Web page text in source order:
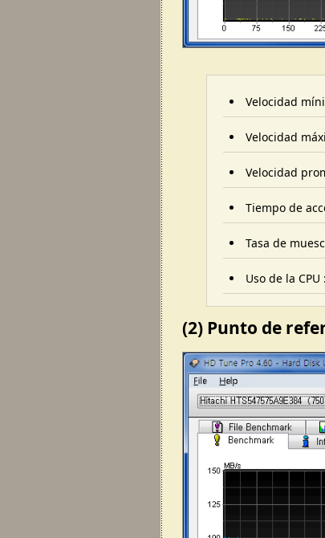
Velocidad
Velocidad
Velocidad
Tiempo de
Tasa de
Uso de la CPU
(2) Punto de